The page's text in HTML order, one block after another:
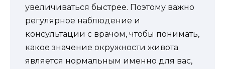
увеличиваться быстрее. Поэтому важно
регулярное наблюдение и
консультации с врачом, чтобы понимать,
какое значение окружности живота
является нормальным именно для вас,